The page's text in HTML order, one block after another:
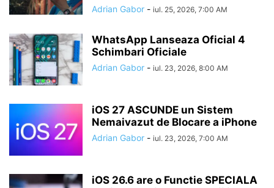
Adrian Gabor - iul. 25, 2026, 7:00 AM
WhatsApp Lanseaza Oficial 4
Schimbari Oficiale
Adrian Gabor - iul. 23, 2026, 8:00 AM
iOS 27 ASCUNDE un Sistem
Nemaivazut de Blocare a iPhone
Adrian Gabor - iul. 23, 2026, 7:00 AM
iOS 26.6 are o Functie SPECIALA